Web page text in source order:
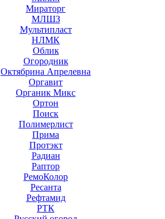
Мираторг
МЛШЗ
Мультипласт
НЛМК
Облик
Огородник
Октябрина Апрелевна
Оргавит
Органик Микс
Ортон
Поиск
Полимерлист
Прима
Протэкт
Радиан
Раптор
РемоКолор
Ресанта
Рефтамид
РТК